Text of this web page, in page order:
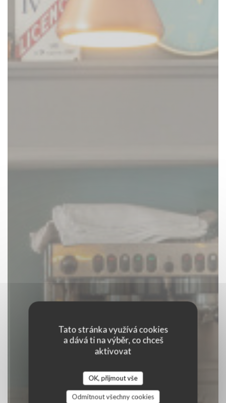
Tato stránka využívá cookies
a dává ti na výběr, co chceš
aktivovat
OK, přijmout vše
Odmítnout všechny cookies
BISTRONOMIQUE|CESSON SEVIGNE